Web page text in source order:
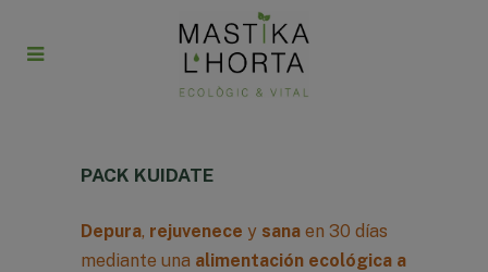
PACK KUIDATE
Depura, rejuvenece y sana en 30 días
mediante una alimentación ecológica a